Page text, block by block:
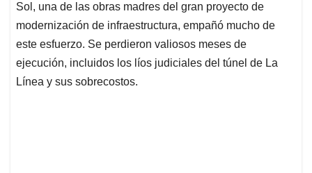
Sol, una de las obras madres del gran proyecto de
modernización de infraestructura, empañó mucho de
este esfuerzo. Se perdieron valiosos meses de
ejecución, incluidos los líos judiciales del túnel de La
Línea y sus sobrecostos.